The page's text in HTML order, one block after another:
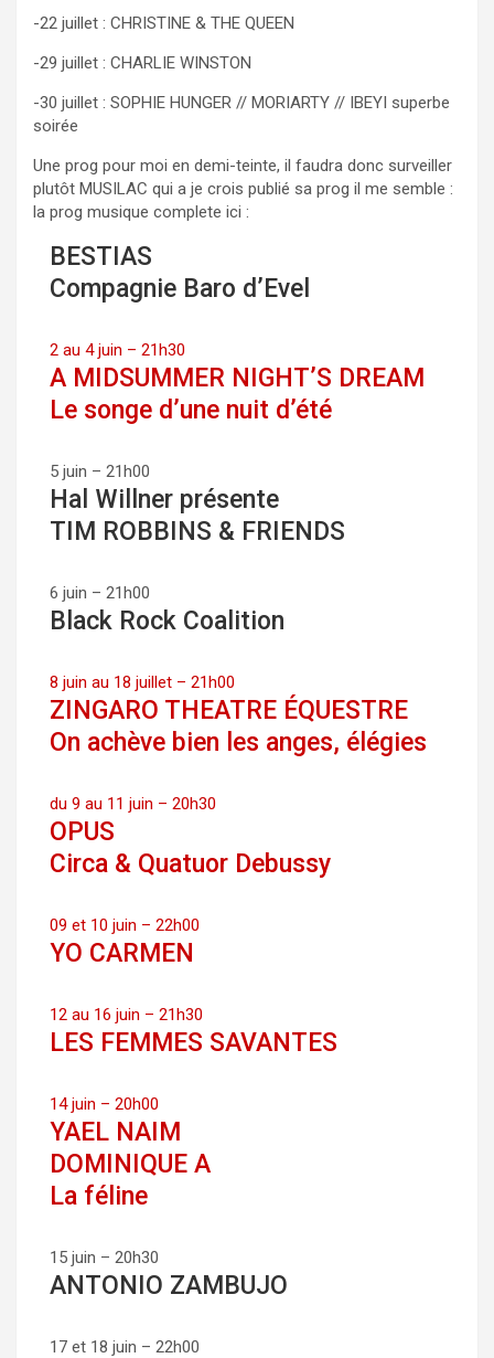
-22 juillet : CHRISTINE & THE QUEEN
-29 juillet : CHARLIE WINSTON
-30 juillet : SOPHIE HUNGER // MORIARTY // IBEYI superbe
soirée
Une prog pour moi en demi-teinte, il faudra donc surveiller
plutôt MUSILAC qui a je crois publié sa prog il me semble :
la prog musique complete ici :
BESTIAS
Compagnie Baro d’Evel
2 au 4 juin – 21h30
A MIDSUMMER NIGHT’S DREAM
Le songe d’une nuit d’été
5 juin – 21h00
Hal Willner présente
TIM ROBBINS & FRIENDS
6 juin – 21h00
Black Rock Coalition
8 juin au 18 juillet – 21h00
ZINGARO THEATRE ÉQUESTRE
On achève bien les anges, élégies
du 9 au 11 juin – 20h30
OPUS
Circa & Quatuor Debussy
09 et 10 juin – 22h00
YO CARMEN
12 au 16 juin – 21h30
LES FEMMES SAVANTES
14 juin – 20h00
YAEL NAIM
DOMINIQUE A
La féline
15 juin – 20h30
ANTONIO ZAMBUJO
17 et 18 juin – 22h00